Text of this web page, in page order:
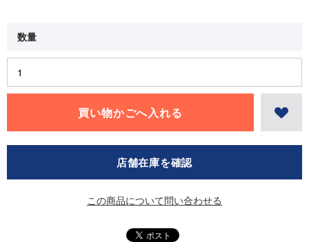
店舗在庫を確認
この商品について問い合わせる